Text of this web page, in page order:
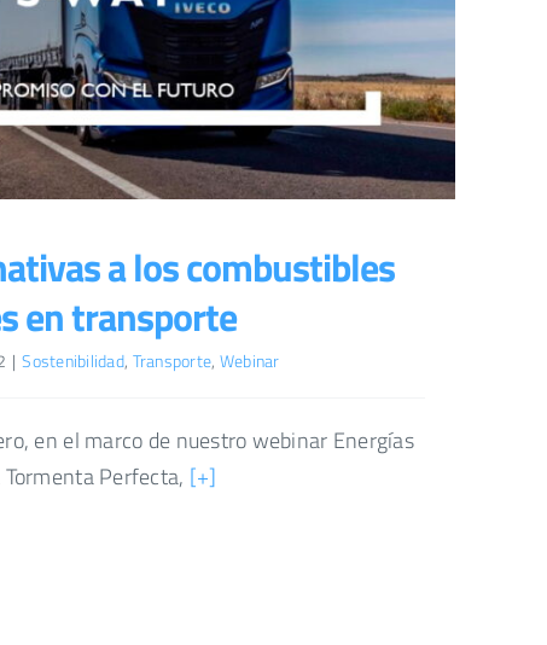
a los combustibles
en transporte
| Sostenibilidad, Transporte, Webinar
en el marco de nuestro webinar Energías
Perfecta, [+]